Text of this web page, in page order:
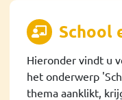
School
Hieronder vindt u
het onderwerp
thema aanklikt,